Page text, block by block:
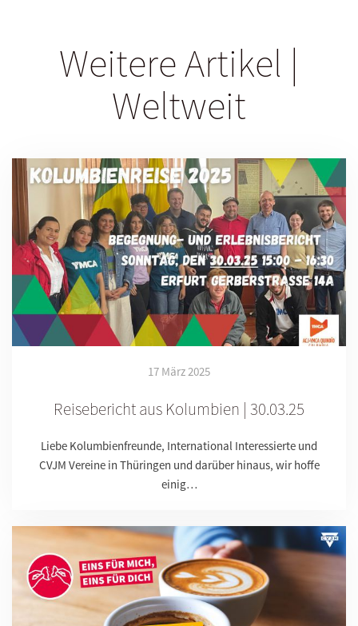
Weitere Artikel |
Weltweit
17 März 2025
Reisebericht aus Kolumbien | 30.03.25
Liebe Kolumbienfreunde, International Interessierte und
CVJM Vereine in Thüringen und darüber hinaus, wir hoffe
einig…